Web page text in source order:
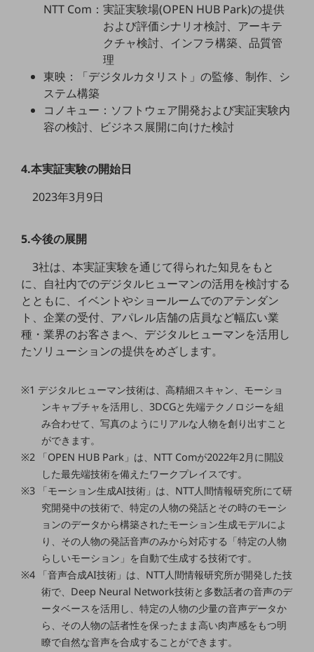
グループ会社
会社案内パンフレット
ニュースルーム
ニュースルームTOP
お知らせ
社外からの評価実績
サステナビリティ
サステナビリティTOP
NTTドコモビジネスグループのサステナビリティ
サステナビリティ基本方針
ダイバーシティ
経営情報
経営情報TOP
基礎的電気通信役務損益明細表
採用情報TOP
新卒採用
経験者採用
障がい者採用
NTT Com：実証実験場(OPEN HUB Park)の提供
および評価シナリオ検討、アーキテ
クチャ検討、インフラ構築、品質管
理
東映：「デジタルカタリスト」の監修、制作、シ
ステム構築
コノキュー：ソフトウェア開発および実証実験内
容の検討、ビジネス展開に向けた検討
4.本実証実験の開始日
2023年3月9日
5.今後の展開
3社は、本実証実験を通じて得られた知見をもと
に、自社内でのデジタルヒューマンの活用を検討する
とともに、イベントやショールームでのアテンダン
ト、企業の受付、アパレル店舗の店員など幅広い業
種・業界のお客さまへ、デジタルヒューマンを活用し
たソリューションの提供をめざします。
※1 デジタルヒューマン技術は、高精細スキャン、モーショ
ンキャプチャを活用し、3DCGと先端テクノロジーを組
み合わせて、写真のようにリアルな人物を創り出すこと
ができます。
※2 「OPEN HUB Park」は、NTT Comが2022年2月に開設
した最先端技術を備えたワークプレイスです。
※3 「モーション生成AI技術」は、NTT人間情報研究所にて研
究開発中の技術で、特定の人物の発話とその時のモーシ
ョンのデータから構築されたモーション生成モデルによ
り、その人物の発話音声のみから対応する「特定の人物
らしいモーション」を自動で生成する技術です。
※4 「音声合成AI技術」は、NTT人間情報研究所が開発した技
術で、Deep Neural Network技術と多数話者の音声のデ
ータベースを活用し、特定の人物の少量の音声データか
ら、その人物の話者性を保ったまま高い肉声感をもつ明
瞭で自然な音声を合成することができます。